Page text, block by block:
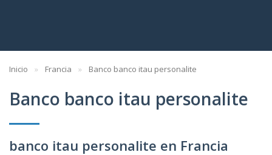
Inicio Francia Banco banco itau personalite
Banco banco itau personalite
banco itau personalite en Francia